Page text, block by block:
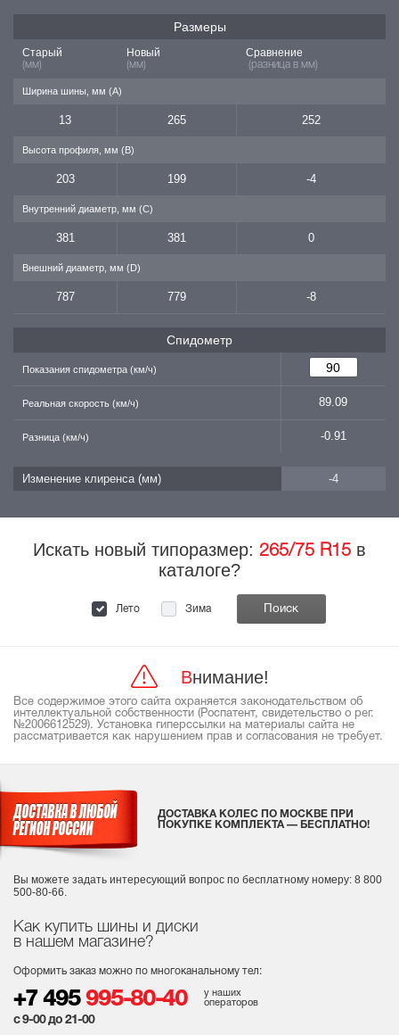
Размеры
Старый
(мм)
Новый
(мм)
Сравнение
(разница в мм)
Ширина шины, мм (A)
13 265 252
Высота профиля, мм (B)
203 199 -4
Внутренний диаметр, мм (C)
381 381 0
Внешний диаметр, мм (D)
787 779 -8
Спидометр
Показания спидометра (км/ч)
Реальная скорость (км/ч) 89.09
Разница (км/ч) -0.91
Изменение клиренса (мм) -4
Искать новый типоразмер: 265/75 R15 в
каталоге?
Лето Зима
Внимание!
Все содержимое этого сайта охраняется законодательством об
интеллектуальной собственности (Роспатент, свидетельство о рег.
№2006612529). Установка гиперссылки на материалы сайта не
рассматривается как нарушением прав и согласования не требует.
Как купить шины и диски
в нашем магазине?
Оформить заказ можно по многоканальному тел:
+7 495 995-80-40
у наших
операторов
с 9-00 до 21-00
ДОСТАВКА КОЛЕС ПО МОСКВЕ ПРИ
ПОКУПКЕ КОМПЛЕКТА — БЕСПЛАТНО!
Вы можете задать интересующий вопрос по бесплатному номеру: 8 800
500-80-66.